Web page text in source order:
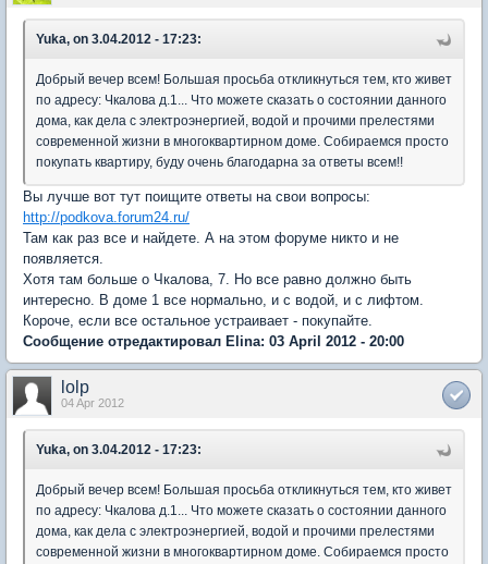
Yuka, on 3.04.2012 - 17:23:
Добрый вечер всем! Большая просьба откликнуться тем, кто живет
по адресу: Чкалова д.1... Что можете сказать о состоянии данного
дома, как дела с электроэнергией, водой и прочими прелестями
современной жизни в многоквартирном доме. Собираемся просто
покупать квартиру, буду очень благодарна за ответы всем!!
Вы лучше вот тут поищите ответы на свои вопросы:
http://podkova.forum24.ru/
Там как раз все и найдете. А на этом форуме никто и не
появляется.
Хотя там больше о Чкалова, 7. Но все равно должно быть
интересно. В доме 1 все нормально, и с водой, и с лифтом.
Короче, если все остальное устраивает - покупайте.
Сообщение отредактировал Elina: 03 April 2012 - 20:00
lolp
04 Apr 2012
Yuka, on 3.04.2012 - 17:23:
Добрый вечер всем! Большая просьба откликнуться тем, кто живет
по адресу: Чкалова д.1... Что можете сказать о состоянии данного
дома, как дела с электроэнергией, водой и прочими прелестями
современной жизни в многоквартирном доме. Собираемся просто